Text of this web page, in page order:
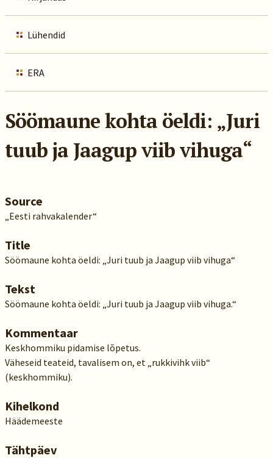
Lühendid
ERA
Söömaune kohta öeldi: „Juri
tuub ja Jaagup viib vihuga“
Source
„Eesti rahvakalender“
Title
Söömaune kohta öeldi: „Juri tuub ja Jaagup viib vihuga“
Tekst
Söömaune kohta öeldi: „Juri tuub ja Jaagup viib vihuga.“
Kommentaar
Keskhommiku pidamise lõpetus.
Väheseid teateid, tavalisem on, et „rukkivihk viib“
(keskhommiku).
Kihelkond
Häädemeeste
Tähtpäev